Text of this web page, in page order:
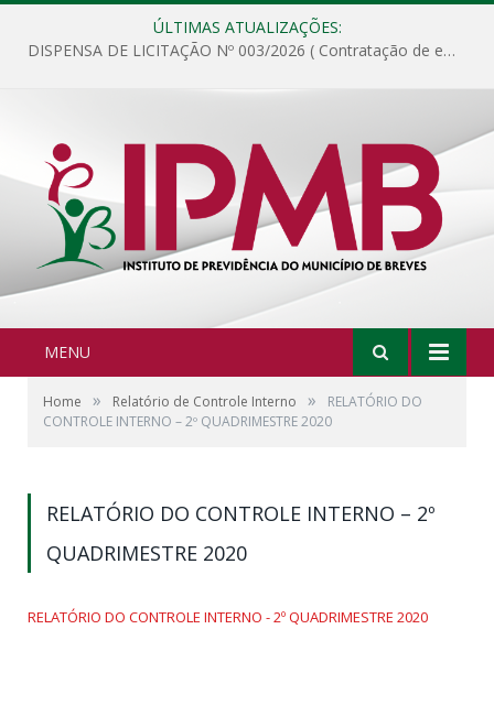
ÚLTIMAS ATUALIZAÇÕES:
DISPENSA DE LICITAÇÃO Nº 003/2026 ( Contratação de empresa para fornecimento de gêneros alimentícios não perecíveis, materiais de expediente, descartáveis, copa e cozinha, para análise e posterior publicação.)
MENU
Home » Relatório de Controle Interno »
RELATÓRIO DO
CONTROLE INTERNO – 2º QUADRIMESTRE 2020
RELATÓRIO DO CONTROLE INTERNO – 2º
QUADRIMESTRE 2020
RELATÓRIO DO CONTROLE INTERNO - 2º QUADRIMESTRE 2020